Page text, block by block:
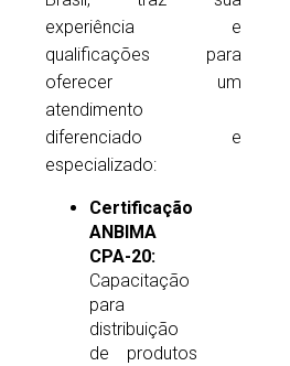
experiência e
qualificações para
oferecer um
atendimento
diferenciado e
especializado:
Certificação
ANBIMA
CPA-20:
Capacitação
para
distribuição
de produtos